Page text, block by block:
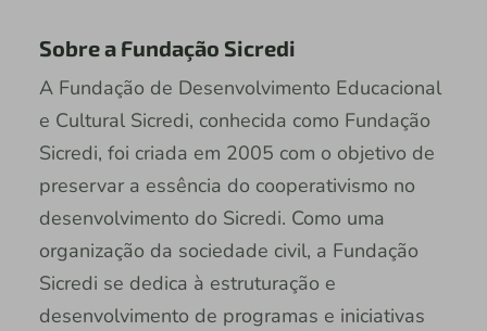
Sobre a Fundação Sicredi
A Fundação de Desenvolvimento Educacional
e Cultural Sicredi, conhecida como Fundação
Sicredi, foi criada em 2005 com o objetivo de
preservar a essência do cooperativismo no
desenvolvimento do Sicredi. Como uma
organização da sociedade civil, a Fundação
Sicredi se dedica à estruturação e
desenvolvimento de programas e iniciativas